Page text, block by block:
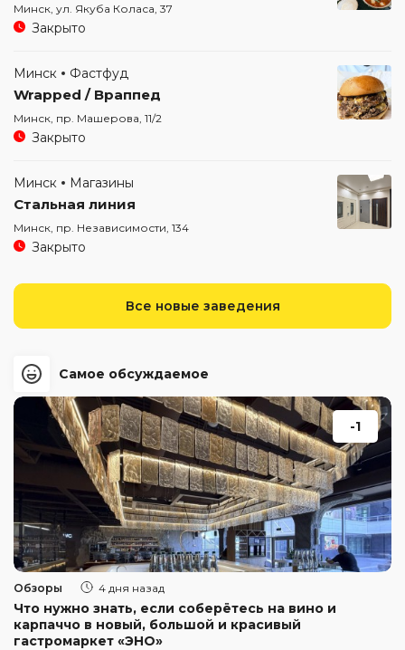
Минск, ул. Якуба Коласа, 37
Закрыто
Минск Фастфуд
Wrapped / Враппед
Минск, пр. Машерова, 11/2
Закрыто
Минск Магазины
Стальная линия
Минск, пр. Независимости, 134
Закрыто
Все новые заведения
Самое обсуждаемое
-1
Обзоры 4 дня назад
Что нужно знать, если соберётесь на вино и
карпаччо в новый, большой и красивый
гастромаркет «ЭНО»